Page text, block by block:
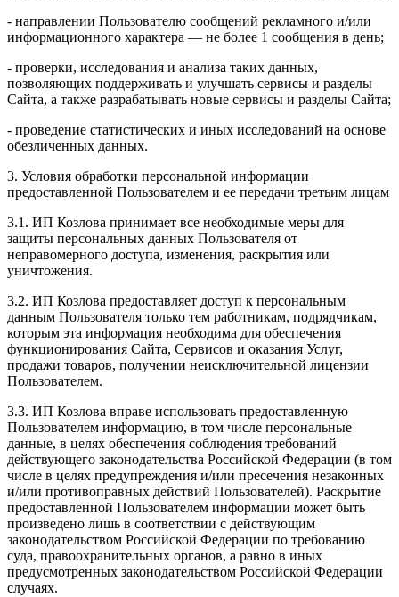
- направлении Пользователю сообщений рекламного и/или
информационного характера — не более 1 сообщения в день;
- проверки, исследования и анализа таких данных,
позволяющих поддерживать и улучшать сервисы и разделы
Сайта, а также разрабатывать новые сервисы и разделы Сайта;
- проведение статистических и иных исследований на основе
обезличенных данных.
3. Условия обработки персональной информации
предоставленной Пользователем и ее передачи третьим лицам
3.1. ИП Козлова принимает все необходимые меры для
защиты персональных данных Пользователя от
неправомерного доступа, изменения, раскрытия или
уничтожения.
3.2. ИП Козлова предоставляет доступ к персональным
данным Пользователя только тем работникам, подрядчикам,
которым эта информация необходима для обеспечения
функционирования Сайта, Сервисов и оказания Услуг,
продажи товаров, получении неисключительной лицензии
Пользователем.
3.3. ИП Козлова вправе использовать предоставленную
Пользователем информацию, в том числе персональные
данные, в целях обеспечения соблюдения требований
действующего законодательства Российской Федерации (в том
числе в целях предупреждения и/или пресечения незаконных
и/или противоправных действий Пользователей). Раскрытие
предоставленной Пользователем информации может быть
произведено лишь в соответствии с действующим
законодательством Российской Федерации по требованию
суда, правоохранительных органов, а равно в иных
предусмотренных законодательством Российской Федерации
случаях.